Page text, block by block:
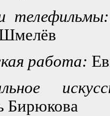
телефильмы:
работа:
Бирюкова